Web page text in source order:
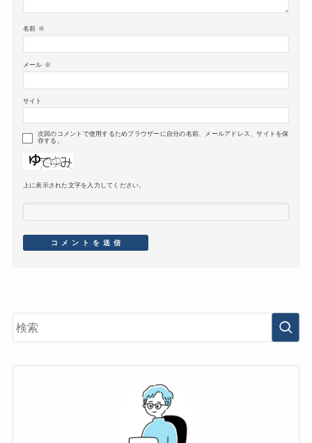
名前 ※
メール ※
サイト
次回のコメントで使用するためブラウザーに自分の名前、メールアドレス、サイトを保
存する。
上に表示された文字を入力してください。